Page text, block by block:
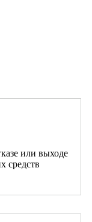
или выходе
средств